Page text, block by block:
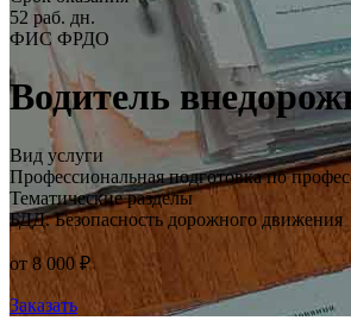
52 раб. дн.
ФИС ФРДО
Водитель
Вид услуги
Профессиональная подготовка по
Тематические разделы
БДД. Безопасность дорожного движения
от 8 000 ₽
Заказать